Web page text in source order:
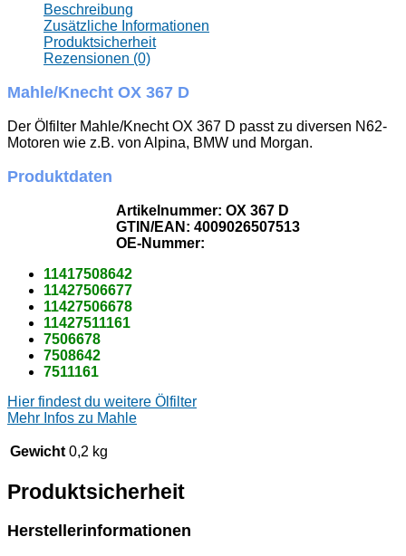
Beschreibung
Zusätzliche Informationen
Produktsicherheit
Rezensionen (0)
Mahle/Knecht OX 367 D
Der Ölfilter Mahle/Knecht OX 367 D passt zu diversen N62-
Motoren wie z.B. von Alpina, BMW und Morgan.
Produktdaten
Artikelnummer: OX 367 D
GTIN/EAN: ­4009026507513
OE-Nummer:
11417508642
11427506677
11427506678
11427511161
7506678
7508642
7511161
Hier findest du weitere Ölfilter
Mehr Infos zu Mahle
Gewicht 0,2 kg
Produktsicherheit
Herstellerinformationen